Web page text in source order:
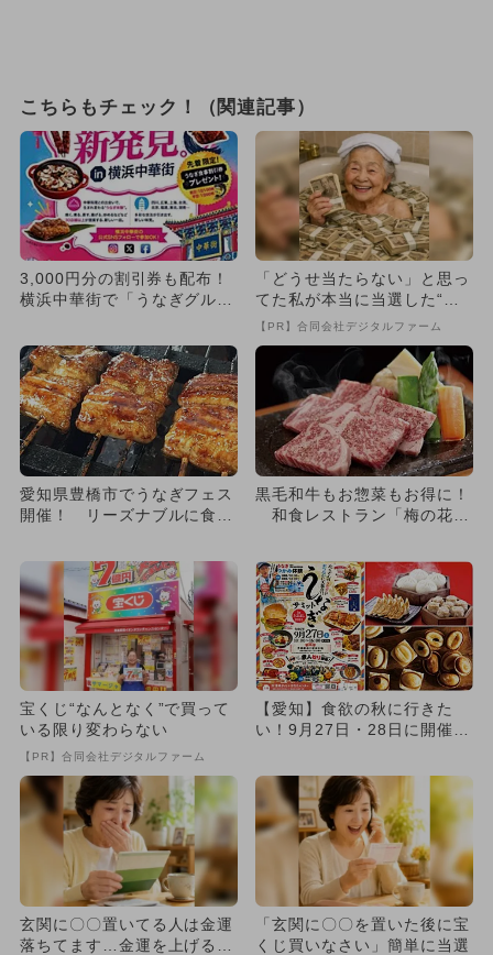
こちらもチェック！（関連記事）
3,000円分の割引券も配布！
横浜中華街で「うなぎグルメ
「どうせ当たらない」と思っ
てた私が本当に当選した“買
い方”がこれ
【PR】合同会社デジタルファーム
愛知県豊橋市でうなぎフェス
開催！ リーズナブルに食べ
黒毛和牛もお惣菜もお得に！
和食レストラン「梅の花」
宝くじ“なんとなく”で買って
いる限り変わらない
【PR】合同会社デジタルファーム
【愛知】食欲の秋に行きた
い！9月27日・28日に開催の
玄関に〇〇置いてる人は金運
落ちてます…金運を上げる方
「玄関に〇〇を置いた後に宝
くじ買いなさい」簡単に当選